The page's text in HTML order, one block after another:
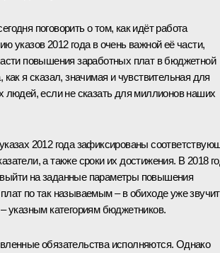
поговорить о том, как идёт работа
указов 2012 года в очень важной её части,
повышения заработных плат в бюджетной
я сказал, значимая и чувствительная для
людей, если не сказать для миллионов наших
2012 года зафиксированы
а также сроки их достижения. В 2018
на заданные параметры повышения
по так называемым – в обиходе уже звучит
указным категориям бюджетников.
обязательства исполняются. Однако